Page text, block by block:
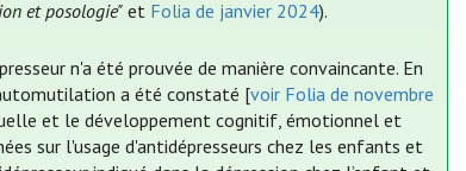
et posologie"et Folia de janvier 2024).
n'a été prouvée de manière convaincante. En
a été constaté [voir Folia de novembre
et le développement cognitif, émotionnel et
sur l'usage d'antidépresseurs chez les enfants et